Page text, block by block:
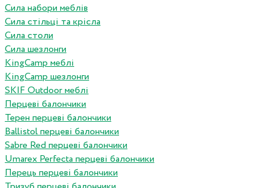
Сила набори меблів
Сила стільці та крісла
Сила столи
Сила шезлонги
KingCamp меблі
KingCamp шезлонги
SKIF Outdoor меблі
Перцеві балончики
Терен перцеві балончики
Ballistol перцеві балончики
Sabre Red перцеві балончики
Umarex Perfecta перцеві балончики
Перець перцеві балончики